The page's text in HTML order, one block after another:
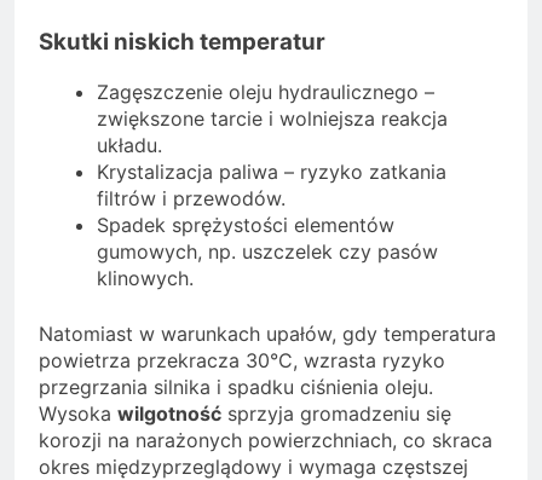
Skutki niskich temperatur
Zagęszczenie oleju hydraulicznego –
zwiększone tarcie i wolniejsza reakcja
układu.
Krystalizacja paliwa – ryzyko zatkania
filtrów i przewodów.
Spadek sprężystości elementów
gumowych, np. uszczelek czy pasów
klinowych.
Natomiast w warunkach upałów, gdy temperatura
powietrza przekracza 30°C, wzrasta ryzyko
przegrzania silnika i spadku ciśnienia oleju.
Wysoka wilgotność sprzyja gromadzeniu się
korozji na narażonych powierzchniach, co skraca
okres międzyprzeglądowy i wymaga częstszej